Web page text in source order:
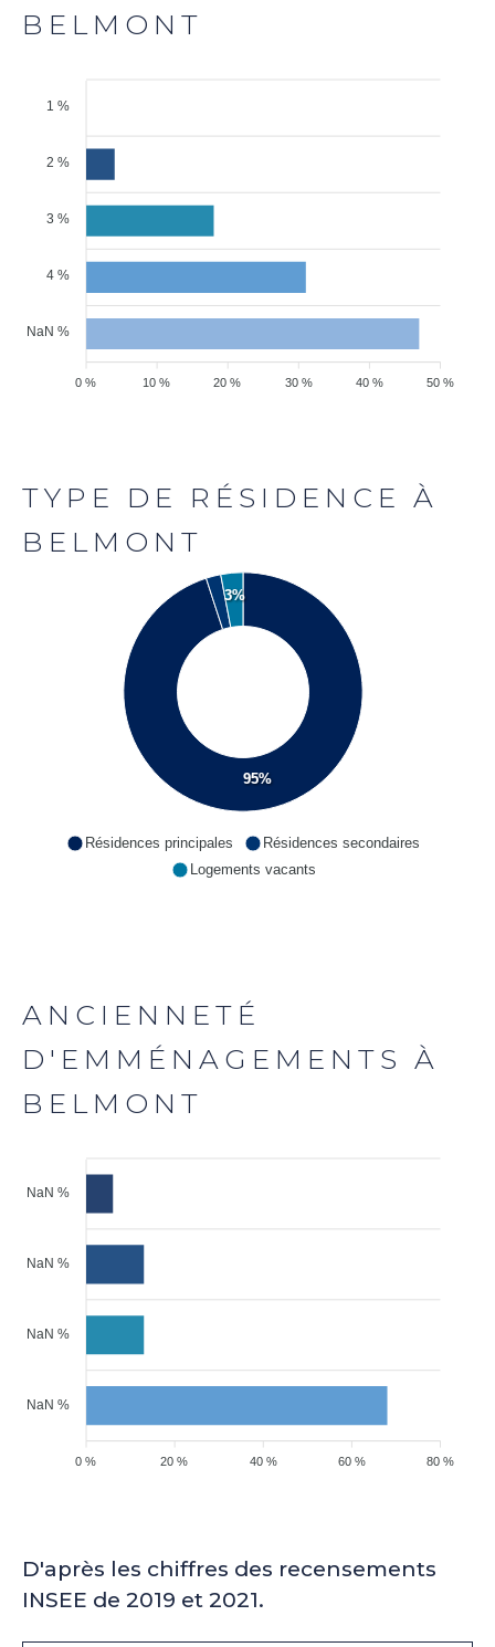
BELMONT
1 %
2 %
3 %
4 %
NaN %
50 %
40 %
30 %
20 %
10 %
0 %
TYPE DE RÉSIDENCE À
BELMONT
95%
3%
Résidences principales
Résidences secondaires
Logements vacants
ANCIENNETÉ
D'EMMÉNAGEMENTS À
BELMONT
NaN %
NaN %
NaN %
NaN %
80 %
60 %
40 %
20 %
0 %
D'après les chiffres des recensements
INSEE de 2019 et 2021.